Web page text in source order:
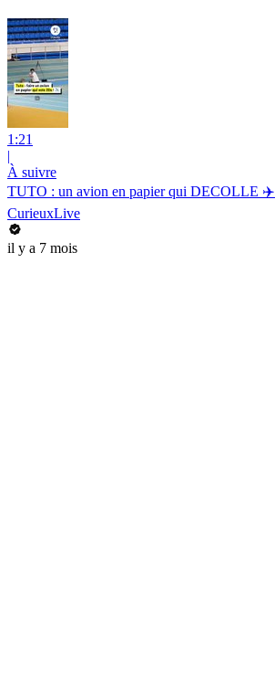
1:21
|
À suivre
TUTO : un avion en papier qui DECOLLE ✈️
CurieuxLive
il y a 7 mois